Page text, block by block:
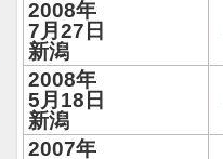
2008年
7月27日
新潟
2008年
5月18日
新潟
2007年